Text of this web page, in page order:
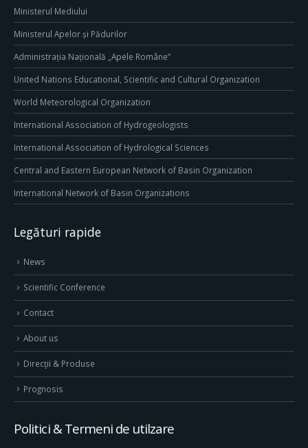
Ministerul Mediului
Ministerul Apelor și Pădurilor
Administrația Națională „Apele Române”
United Nations Educational, Scientific and Cultural Organization
World Meteorological Organization
International Association of Hydrogeologists
International Association of Hydrological Sciences
Central and Eastern European Network of Basin Organization
International Network of Basin Organizations
Legături rapide
News
Scientific Conference
Contact
About us
Direcţii & Produse
Prognosis
Politici & Termeni de utilzare